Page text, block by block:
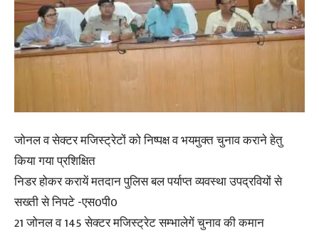
जोनल व सेक्टर मजिस्ट्रेटों को निष्पक्ष व भयमुक्त चुनाव कराने हेतु
किया गया प्रशिक्षित
निडर होकर करायें मतदान पुलिस बल पर्याप्त व्यवस्था उपद्रवियों से
सख्ती से निपटे -एस0पी0
21 जोनल व 145 सेक्टर मजिस्ट्रेट सम्भालेगें चुनाव की कमान